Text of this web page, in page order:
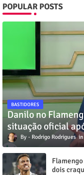
POPULAR POSTS
BASTIDORES
Danilo no
situação oficial
Rodrigo Rodrigues
dois